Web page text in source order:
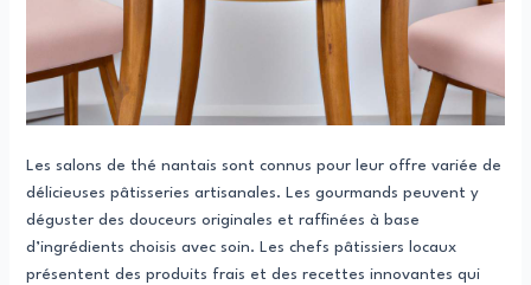
Les salons de thé nantais sont connus pour leur offre variée de
délicieuses pâtisseries artisanales. Les gourmands peuvent y
déguster des douceurs originales et raffinées à base
d’ingrédients choisis avec soin. Les chefs pâtissiers locaux
présentent des produits frais et des recettes innovantes qui